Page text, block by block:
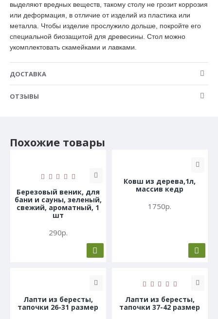
выделяют вредных веществ, такому столу не грозит коррозия
или деформация, в отличие от изделий из пластика или
металла. Чтобы изделие прослужило дольше, покройте его
специальной биозащитой для древесины. Стол можно
укомплектовать скамейками и лавками.
ДОСТАВКА
ОТЗЫВЫ
Похожие товары
Березовый веник, для
бани и сауны, зеленый,
свежий, ароматный, 1
шт
290р.
Ковш из дерева,1л,
массив кедр
1750р.
Лапти из бересты,
тапочки 26-31 размер
Лапти из бересты,
тапочки 37-42 размер